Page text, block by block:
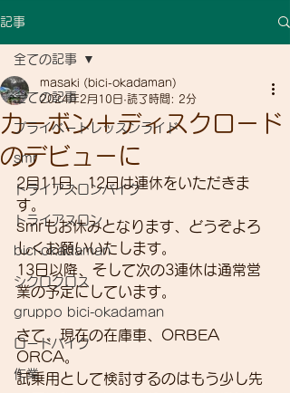
記事
全ての記事
プライベートレッスンライド
smr
トライアスロンバイク
トライアスロン
bici-okadaman
シクロクロス
gruppo bici-okadaman
ロードバイク
作業
全ての記事
カーボン＋ディスクロード
のデビューに
masaki (bici-okadaman)
2024年2月10日 読了時間: 2分
2月11日、12日は連休をいただきま
す。
smrもお休みとなります、どうぞよろ
しくお願いいたします。
13日以降、そして次の3連休は通常営
業の予定にしています。
さて、現在の在庫車、ORBEA
ORCA。
試乗用として検討するのはもう少し先